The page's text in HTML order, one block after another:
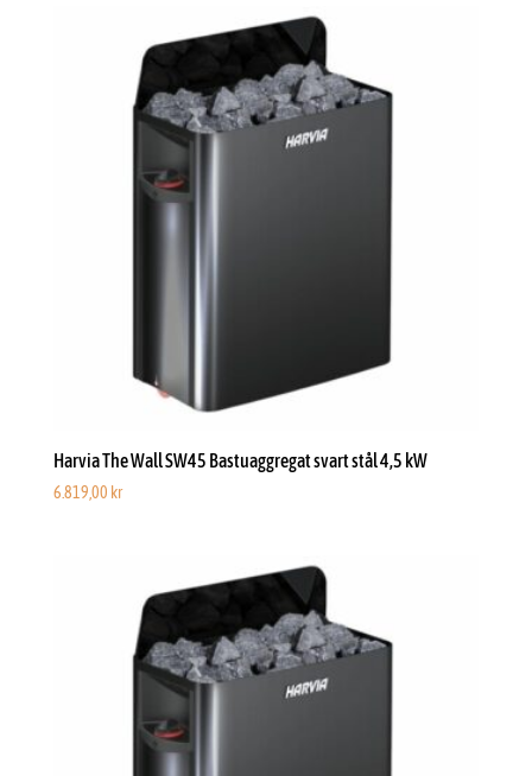
Harvia The Wall SW45 Bastuaggregat svart stål 4,5 kW
6.819,00 kr